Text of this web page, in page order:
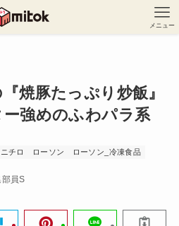
メニュー
焼豚たっぷり炒飯』
強めのふわパラ系
チロ ローソン
ローソン_冷凍食品
員S